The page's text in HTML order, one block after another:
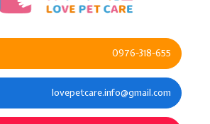
0976-318-655
lovepetcare.info@gmail.com